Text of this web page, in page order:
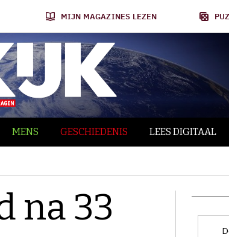
MIJN MAGAZINES LEZEN
MENS GESCHIEDENIS LEES DIGITAAL
na 33